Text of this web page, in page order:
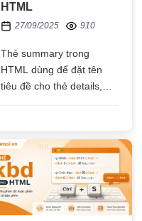
HTML
27/09/2025 910
Thẻ summary trong
HTML dùng để đặt tên
tiêu đề cho thẻ details,